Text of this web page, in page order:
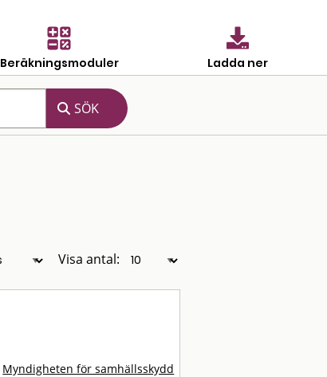
Beräkningsmoduler Ladda ner
Visa antal:
Myndigheten för samhällsskydd